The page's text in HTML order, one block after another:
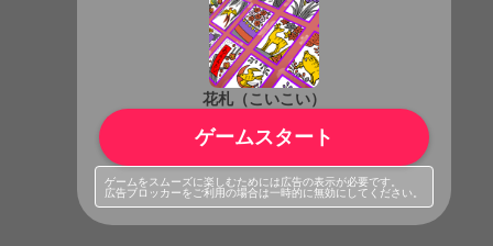
花札（こいこい）
ゲームスタート
ゲームをスムーズに楽しむためには広告の表示が必要です。
広告ブロッカーをご利用の場合は一時的に無効にしてください。